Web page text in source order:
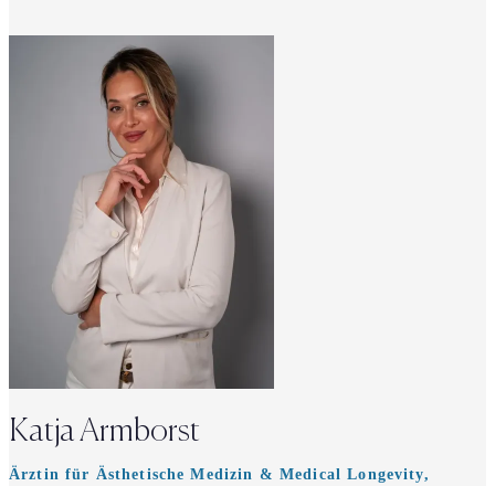
Katja Armborst
Ärztin für Ästhetische Medizin & Medical Longevity,